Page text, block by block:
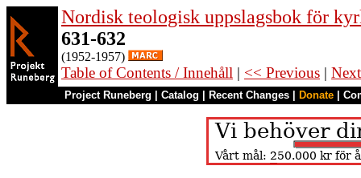
Nordisk teologisk uppslagsbok för
631-632
(1952-1957)
Table of Contents / Innehåll | << Previous |
Project Runeberg Catalog Recent Changes Donate